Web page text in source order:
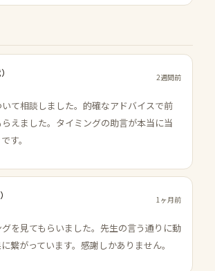
） 2週間前
て相談しました。的確なアドバイスで前
えました。タイミングの助言が本当に当
す。
） 1ヶ月前
を見てもらいました。先生の言う通りに動
繋がっています。感謝しかありません。